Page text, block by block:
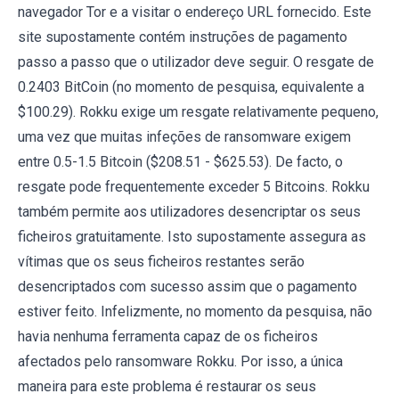
navegador Tor e a visitar o endereço URL fornecido. Este
site supostamente contém instruções de pagamento
passo a passo que o utilizador deve seguir. O resgate de
0.2403 BitCoin (no momento de pesquisa, equivalente a
$100.29). Rokku exige um resgate relativamente pequeno,
uma vez que muitas infeções de ransomware exigem
entre 0.5-1.5 Bitcoin ($208.51 - $625.53). De facto, o
resgate pode frequentemente exceder 5 Bitcoins. Rokku
também permite aos utilizadores desencriptar os seus
ficheiros gratuitamente. Isto supostamente assegura as
vítimas que os seus ficheiros restantes serão
desencriptados com sucesso assim que o pagamento
estiver feito. Infelizmente, no momento da pesquisa, não
havia nenhuma ferramenta capaz de os ficheiros
afectados pelo ransomware Rokku. Por isso, a única
maneira para este problema é restaurar os seus